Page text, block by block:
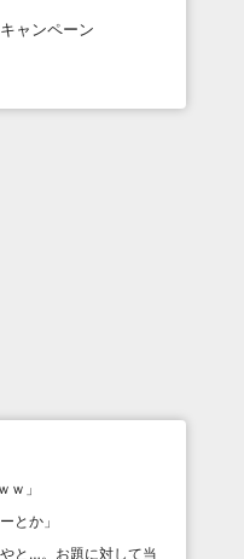
ャンペーン
ｗ 」
とか 」
と…。お題に対して当